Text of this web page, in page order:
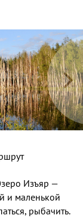
Изъяр —
и маленькой
рыбачить.